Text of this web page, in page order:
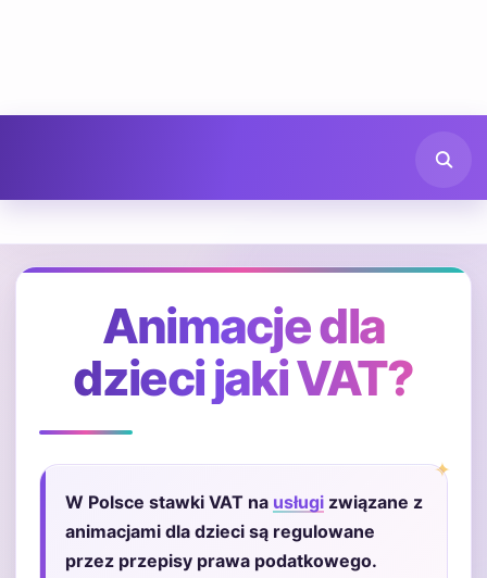
Animacje dla
dzieci jaki VAT?
W Polsce stawki VAT na usługi związane z
animacjami dla dzieci są regulowane
przez przepisy prawa podatkowego.